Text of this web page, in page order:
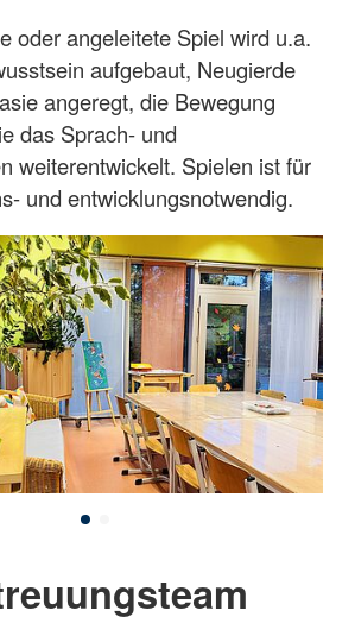
oder angeleitete Spiel wird u.a.
aufgebaut, Neugierde
angeregt, die Bewegung
das Sprach- und
weiterentwickelt. Spielen ist für
und entwicklungsnotwendig.